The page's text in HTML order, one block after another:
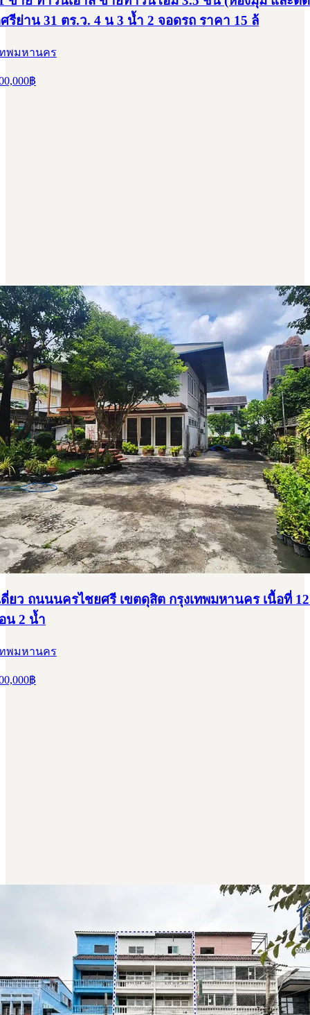
รีย่าน 31 ตร.ว. 4 น 3 น้ำ 2 จอดรถ ราคา 15 ล้
ทพมหานคร
฿
ยว ถนนนครไชยศรี เขตดุสิต กรุงเทพมหานคร เนื้อที่
น 2 น้ำ
ทพมหานคร
฿